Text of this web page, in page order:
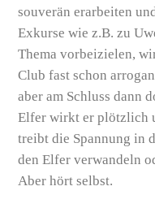
souverän erarbeiten
Exkurse wie z.B. zu
Thema vorbeizielen,
Club fast schon
aber am Schluss dann
Elfer wirkt er plötzlich
treibt die Spannung in
den Elfer verwandeln
Aber hört selbst.